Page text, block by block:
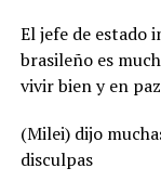
El jefe de estado
brasileño es
vivir bien y en
(Milei) dijo
disculpas